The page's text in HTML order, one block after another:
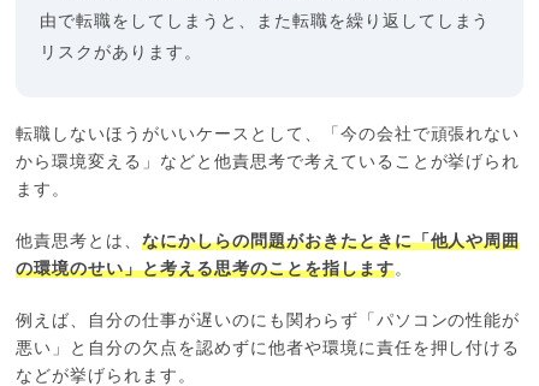
由で転職をしてしまうと、また転職を繰り返してしまう
リスクがあります。
転職しないほうがいいケースとして、「今の会社で頑張れない
から環境変える」などと他責思考で考えていることが挙げられ
ます。
他責思考とは、なにかしらの問題がおきたときに「他人や周囲
の環境のせい」と考える思考のことを指します。
例えば、自分の仕事が遅いのにも関わらず「パソコンの性能が
悪い」と自分の欠点を認めずに他者や環境に責任を押し付ける
などが挙げられます。